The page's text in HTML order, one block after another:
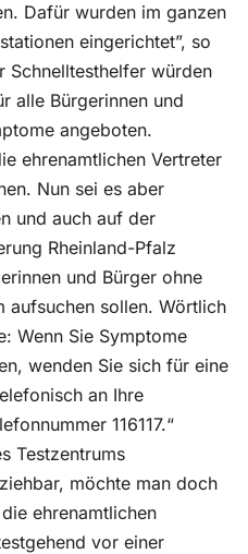
Dafür wurden im ganzen
eingerichtet”, so
Schnelltesthelfer würden
alle Bürgerinnen und
angeboten.
ehrenamtlichen Vertreter
Nun sei es aber
und auch auf der
Rheinland-Pfalz
und Bürger ohne
aufsuchen sollen. Wörtlich
Wenn Sie Symptome
wenden Sie sich für eine
an Ihre
116117.“
Testzentrums
möchte man doch
ehrenamtlichen
vor einer